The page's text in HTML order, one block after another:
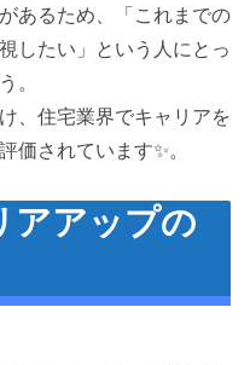
あるため、「これまでの
したい」という人にとっ
。
、住宅業界でキャリアを
価されています✨。
アップの